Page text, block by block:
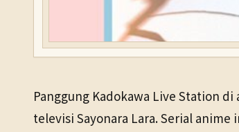
Panggung Kadokawa Live Station
televisi Sayonara Lara. Serial